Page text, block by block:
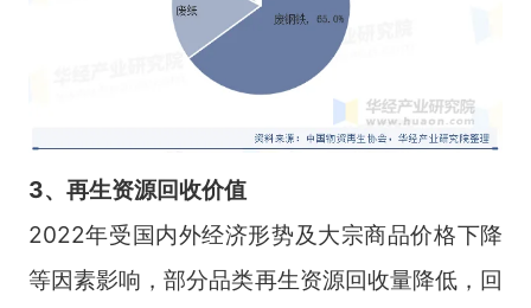
3、再生资源回收价值
2022年受国内外经济形势及大宗商品价格下降
等因素影响，部分品类再生资源回收量降低，回